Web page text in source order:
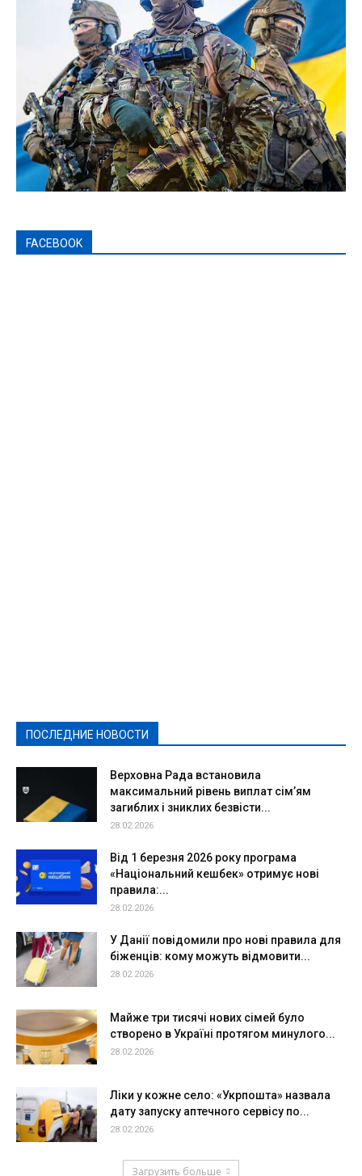
FACEBOOK
ПОСЛЕДНИЕ НОВОСТИ
Верховна Рада встановила
максимальний рівень виплат сім’ям
загиблих і зниклих безвісти...
28.02.2026
Від 1 березня 2026 року програма
«Національний кешбек» отримує нові
правила:...
28.02.2026
У Данії повідомили про нові правила для
біженців: кому можуть відмовити...
28.02.2026
Майже три тисячі нових сімей було
створено в Україні протягом минулого...
28.02.2026
Ліки у кожне село: «Укрпошта» назвала
дату запуску аптечного сервісу по...
28.02.2026
Загрузить больше